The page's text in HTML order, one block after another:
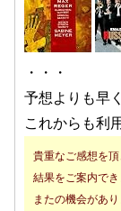
・・・
予想よりも早
これからも利
貴重なご感想を
結果をご案内で
またの機会があ